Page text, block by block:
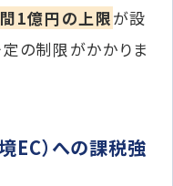
1億円の上限が設
の制限がかかりま
EC）への課税強